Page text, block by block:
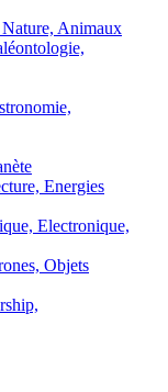
Animaux
Energies
Electronique,
Objets